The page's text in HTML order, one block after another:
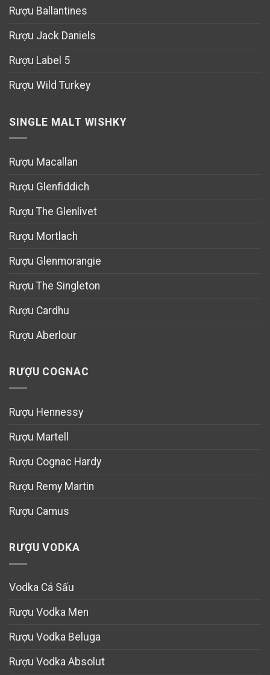
Rượu Ballantines
Rượu Jack Daniels
Rượu Label 5
Rượu Wild Turkey
SINGLE MALT WISHKY
Rượu Macallan
Rượu Glenfiddich
Rượu The Glenlivet
Rượu Mortlach
Rượu Glenmorangie
Rượu The Singleton
Rượu Cardhu
Rượu Aberlour
RƯỢU COGNAC
Rượu Hennessy
Rượu Martell
Rượu Cognac Hardy
Rượu Remy Martin
Rượu Camus
RƯỢU VODKA
Vodka Cá Sấu
Rượu Vodka Men
Rượu Vodka Beluga
Rượu Vodka Absolut